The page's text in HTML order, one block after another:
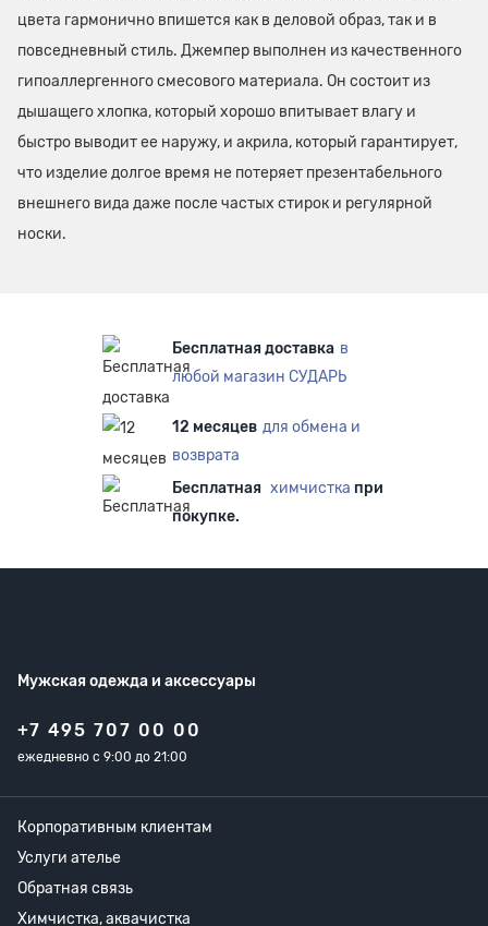
цвета гармонично впишется как в деловой образ, так и в
повседневный стиль. Джемпер выполнен из качественного
гипоаллергенного смесового материала. Он состоит из
дышащего хлопка, который хорошо впитывает влагу и
быстро выводит ее наружу, и акрила, который гарантирует,
что изделие долгое время не потеряет презентабельного
внешнего вида даже после частых стирок и регулярной
носки.
Бесплатная доставка в
любой магазин СУДАРЬ
12 месяцев для обмена и
возврата
Бесплатная химчистка при
покупке.
Мужская одежда и аксессуары
+7 495 707 00 00
ежедневно с 9:00 до 21:00
Корпоративным клиентам
Услуги ателье
Обратная связь
Химчистка, аквачистка